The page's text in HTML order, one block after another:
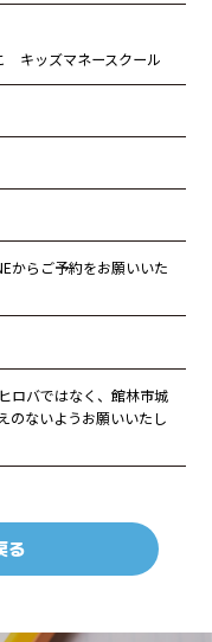
キッズマネースクール
からご予約をお願いいた
ロバではなく、館林市城
のないようお願いいたし
る